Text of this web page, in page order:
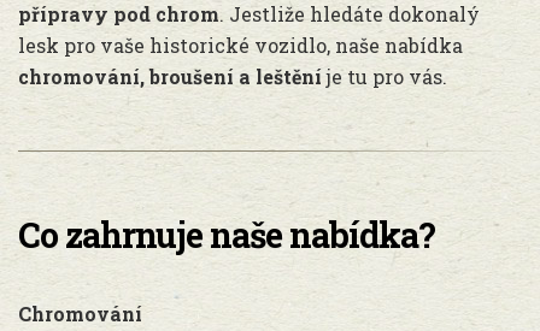
přípravy pod chrom. Jestliže hledáte dokonalý
lesk pro vaše historické vozidlo, naše nabídka
chromování, broušení a leštěníje tu pro vás.
Co zahrnuje naše nabídka?
Chromování